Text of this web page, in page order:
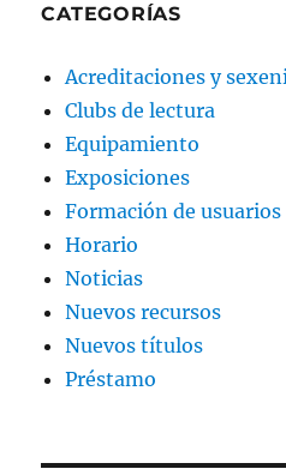
CATEGORÍAS
Acreditaciones y
Clubs de lectura
Equipamiento
Exposiciones
Formación de usuarios
Horario
Noticias
Nuevos recursos
Nuevos títulos
Préstamo